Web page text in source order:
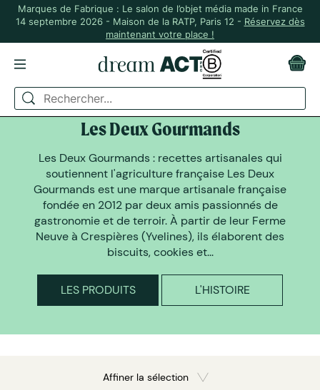
Marques de Fabrique : Le salon de l’objet média made in France
14 septembre 2026 - Maison de la RATP, Paris 12 - Réservez dès
maintenant votre place !
DREAM ACT A SELECTIONNÉ
Les Deux Gourmands
Les Deux Gourmands : recettes artisanales qui
soutiennent l'agriculture française Les Deux
Gourmands est une marque artisanale française
fondée en 2012 par deux amis passionnés de
gastronomie et de terroir. À partir de leur Ferme
Neuve à Crespières (Yvelines), ils élaborent des
biscuits, cookies et...
LES PRODUITS L'HISTOIRE
Affiner la sélection